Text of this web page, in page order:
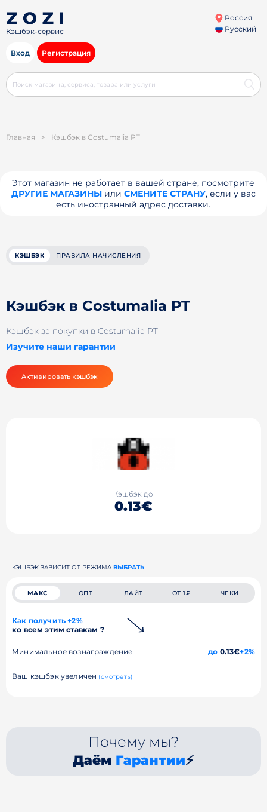
Кэшбэк-сервис
Россия
Русский
Вход Регистрация
Главная > Кэшбэк в Costumalia PT
Этот магазин не работает в вашей стране, посмотрите
ДРУГИЕ МАГАЗИНЫили СМЕНИТЕ СТРАНУ, если у вас
есть иностранный адрес доставки.
КЭШБЭК ПРАВИЛА НАЧИСЛЕНИЯ
Кэшбэк в Costumalia PT
Кэшбэк за покупки в Costumalia PT
Изучите наши гарантии
Активировать кэшбэк
Кэшбэк до
0.13€
КЭШБЭК ЗАВИСИТ ОТ РЕЖИМА ВЫБРАТЬ
МАКС ОПТ ЛАЙТ ОТ 1₽ ЧЕКИ
Как получить +2%
ко всем этим ставкам ?
Минимальное вознаграждение до 0.13€+2%
Ваш кэшбэк увеличен (смотреть)
Почему мы?
Даём Гарантии⚡